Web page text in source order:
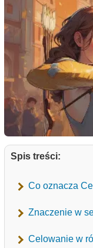
Spis treści:
Co oznacza
Znaczenie w
Celowanie w